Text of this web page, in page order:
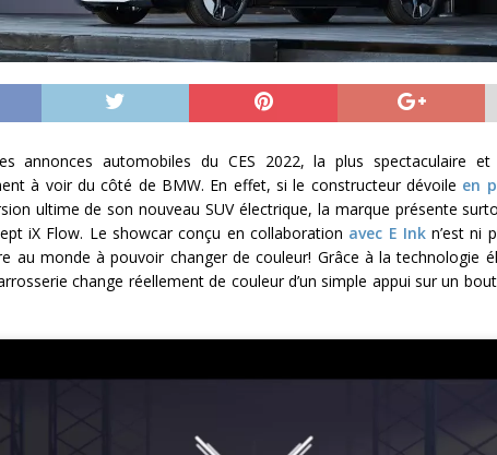
annonces automobiles du CES 2022, la plus spectaculaire
à voir du côté de BMW. En effet, si le constructeur dévoile en
ultime de son nouveau SUV électrique, la marque présente
iX Flow. Le showcar conçu en collaboration avec E Inkn’est ni
au monde à pouvoir changer de couleur! Grâce à la technologie
change réellement de couleur d’un simple appui sur un